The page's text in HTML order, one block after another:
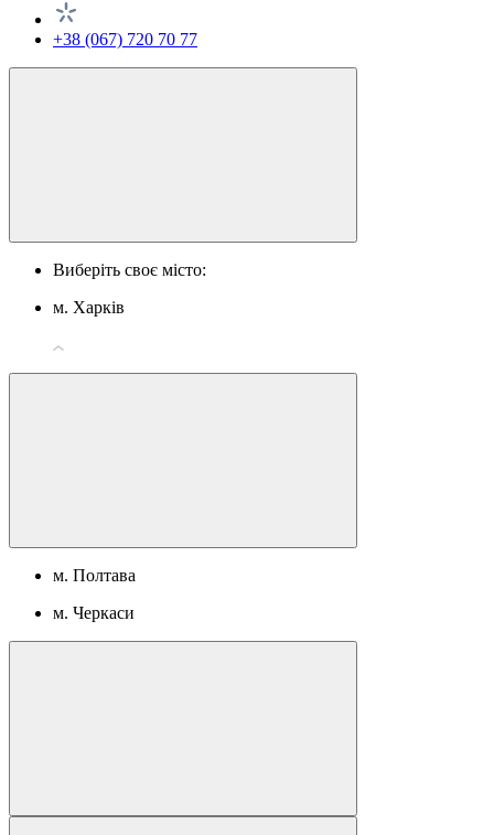
+38 (067) 720 70 77
Виберіть своє місто:
м. Харків
м. Полтава
м. Черкаси